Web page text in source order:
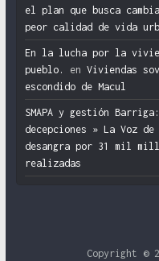
el plan que busca
peor calidad de vida
En la lucha por la
pueblo.
en Viviendas
escondido de Macul
SMAPA y gestión
decepciones » La Voz de
desangra por 31 mil
realizadas
Copyright ©